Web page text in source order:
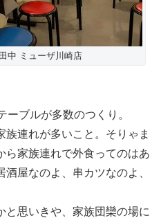
中 ミューザ川崎店
ーブルが多数のつくり。
連れが多いこと。そりゃま
ら家族連れで外食ってのはあ
屋なのよ、串カツなのよ、
と思いきや、家族団欒の場に